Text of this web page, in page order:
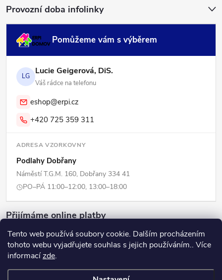
Tento web používá soubory cookie. Dalším procházením
tohoto webu vyjadřujete souhlas s jejich používáním.. Více
informacízde.
Provozní doba infolinky
Pomůžeme vám s výběrem
LG Lucie Geigerová, DiS.
Váš rádce na telefonu
eshop@erpi.cz
+420 725 359 311
ADRESA VZORKOVNY
Podlahy Dobřany
Náměstí T.G.M. 160, Dobřany 334 41
PO–PÁ 11:00–12:00, 13:00–18:00
Přijímáme online platby
ERPI - Domov. Všechna práva vyhrazena.